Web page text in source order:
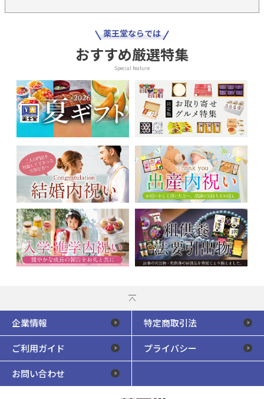
薬王堂ならでは
おすすめ厳選特集
Special feature
企業情報 特定商取引法
ご利用ガイド プライバシー
お問い合わせ